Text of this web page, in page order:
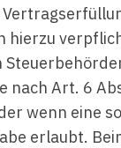
hierzu
nach Art. 6
wenn eine
erlaubt.